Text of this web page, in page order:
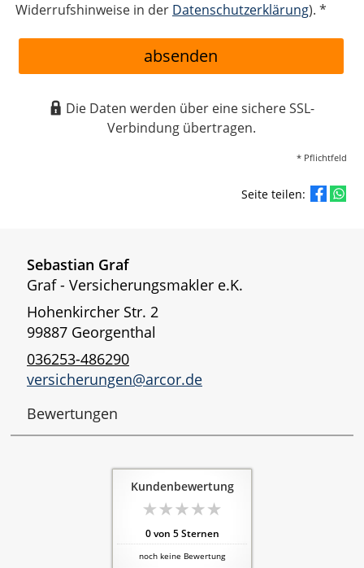
Widerrufshinweise in der Datenschutzerklärung). *
absenden
Die Daten werden über eine sichere SSL-
Verbindung übertragen.
* Pflichtfeld
Seite teilen:
Sebastian Graf
Graf - Versicherungsmakler e.K.
Hohenkircher Str. 2
99887 Georgenthal
036253-486290
versicherungen@arcor.de
Bewertungen
Kundenbewertung
0von 5Sternen
noch keine Bewertung